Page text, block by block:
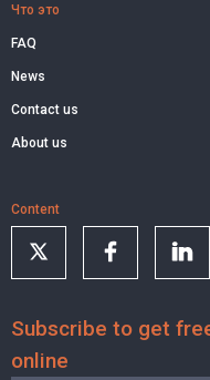
Что это
FAQ
News
Contact us
About us
Content
Subscribe to get
online